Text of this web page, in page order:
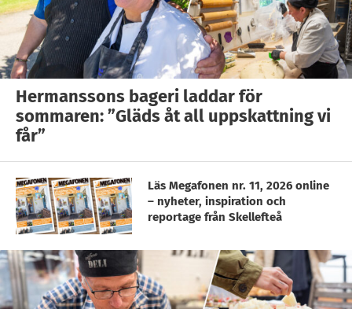
Hermanssons bageri laddar för
sommaren: ”Gläds åt all uppskattning vi
får”
Läs Megafonen nr. 11, 2026 online
– nyheter, inspiration och
reportage från Skellefteå